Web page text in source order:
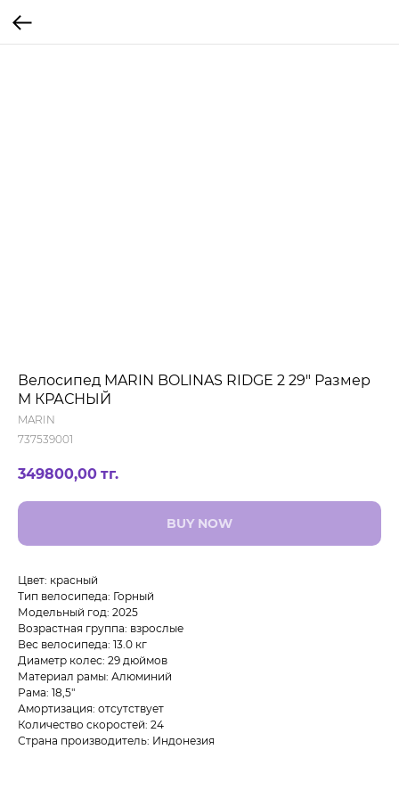
Велосипед MARIN BOLINAS RIDGE 2 29" Размер
M КРАСНЫЙ
MARIN
737539001
349800,00 тг.
BUY NOW
Цвет: красный
Тип велосипеда: Горный
Модельный год: 2025
Возрастная группа: взрослые
Вес велосипеда: 13.0 кг
Диаметр колес: 29 дюймов
Материал рамы: Алюминий
Рама: 18,5"
Амортизация: отсутствует
Количество скоростей: 24
Страна производитель: Индонезия